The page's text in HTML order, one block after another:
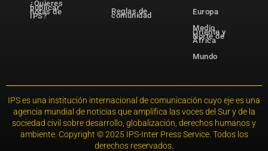
¿Quieres
publicar
notas de
IPS?
Reglas de
comunidad
Europa
Medio
Oriente y
Norte de
África
Mundo
IPS es una institución internacional de comunicación cuyo eje es una
agencia mundial de noticias que amplifica las voces del Sur y de la
sociedad civil sobre desarrollo, globalización, derechos humanos y
ambiente. Copyright © 2025 IPS-Inter Press Service. Todos los
derechos reservados.